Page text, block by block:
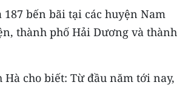
bến bãi tại các huyện Nam
thành phố Hải Dương và thành
cho biết: Từ đầu năm tới nay,